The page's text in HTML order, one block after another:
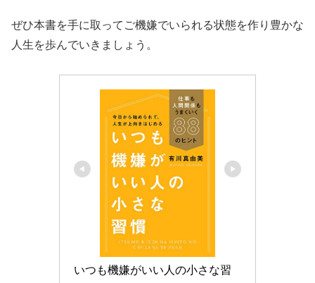
ぜひ本書を手に取ってご機嫌でいられる状態を作り豊かな
人生を歩んでいきましょう。
いつも機嫌がいい人の小さな習